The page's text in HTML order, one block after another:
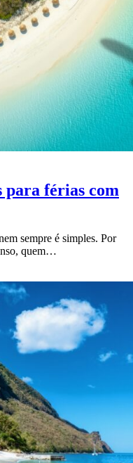
para férias com
sempre é simples. Por
quem…